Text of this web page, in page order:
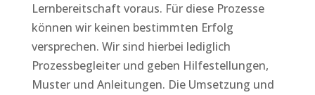
Lernbereitschaft voraus. Für diese Prozesse
können wir keinen bestimmten Erfolg
versprechen. Wir sind hierbei lediglich
Prozessbegleiter und geben Hilfestellungen,
Muster und Anleitungen. Die Umsetzung und